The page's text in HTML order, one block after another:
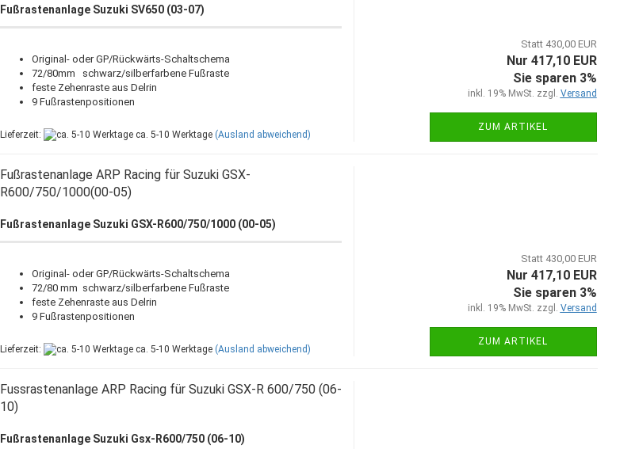
Fußrastenanlage Suzuki SV650 (03-07)
Original- oder GP/Rückwärts-Schaltschema
72/80mm schwarz/silberfarbene Fußraste
feste Zehenraste aus Delrin
9 Fußrastenpositionen
Lieferzeit: ca. 5-10 Werktage (Ausland abweichend)
Statt 430,00 EUR
Nur 417,10 EUR
Sie sparen 3%
inkl. 19% MwSt. zzgl. Versand
ZUM ARTIKEL
Fußrastenanlage ARP Racing für Suzuki GSX-
R600/750/1000(00-05)
Fußrastenanlage Suzuki GSX-R600/750/1000 (00-05)
Original- oder GP/Rückwärts-Schaltschema
72/80 mm schwarz/silberfarbene Fußraste
feste Zehenraste aus Delrin
9 Fußrastenpositionen
Lieferzeit: ca. 5-10 Werktage (Ausland abweichend)
Statt 430,00 EUR
Nur 417,10 EUR
Sie sparen 3%
inkl. 19% MwSt. zzgl. Versand
ZUM ARTIKEL
Fussrastenanlage ARP Racing für Suzuki GSX-R 600/750 (06-
10)
Fußrastenanlage Suzuki Gsx-R600/750 (06-10)